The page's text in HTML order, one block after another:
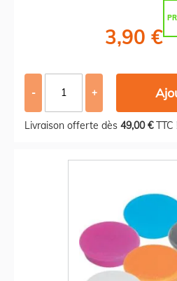
3,90 €
- +
Livraison offerte dès 49,00 €TTC